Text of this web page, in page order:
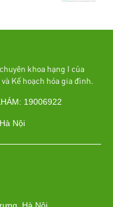
khoa hạng I của
Kế hoạch hóa gia đình.
19006922
Nội